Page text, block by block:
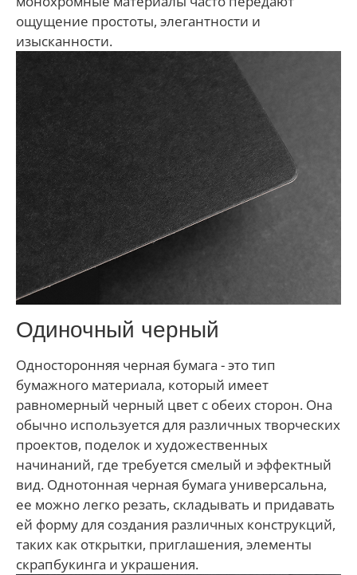
ощущение простоты, элегантности и
изысканности.
Одиночный черный
Односторонняя черная бумага - это тип
бумажного материала, который имеет
равномерный черный цвет с обеих сторон. Она
обычно используется для различных творческих
проектов, поделок и художественных
начинаний, где требуется смелый и эффектный
вид. Однотонная черная бумага универсальна,
ее можно легко резать, складывать и придавать
ей форму для создания различных конструкций,
таких как открытки, приглашения, элементы
скрапбукинга и украшения.